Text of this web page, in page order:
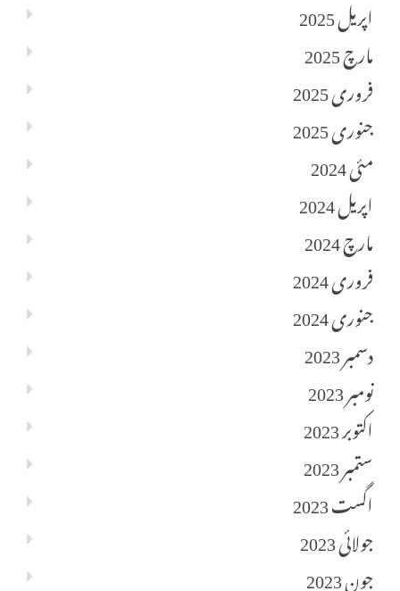
اپریل 2025
مارچ 2025
فروری 2025
جنوری 2025
مئی 2024
اپریل 2024
مارچ 2024
فروری 2024
جنوری 2024
دسمبر 2023
نومبر 2023
اکتوبر 2023
ستمبر 2023
اگست 2023
جولائی 2023
جون 2023